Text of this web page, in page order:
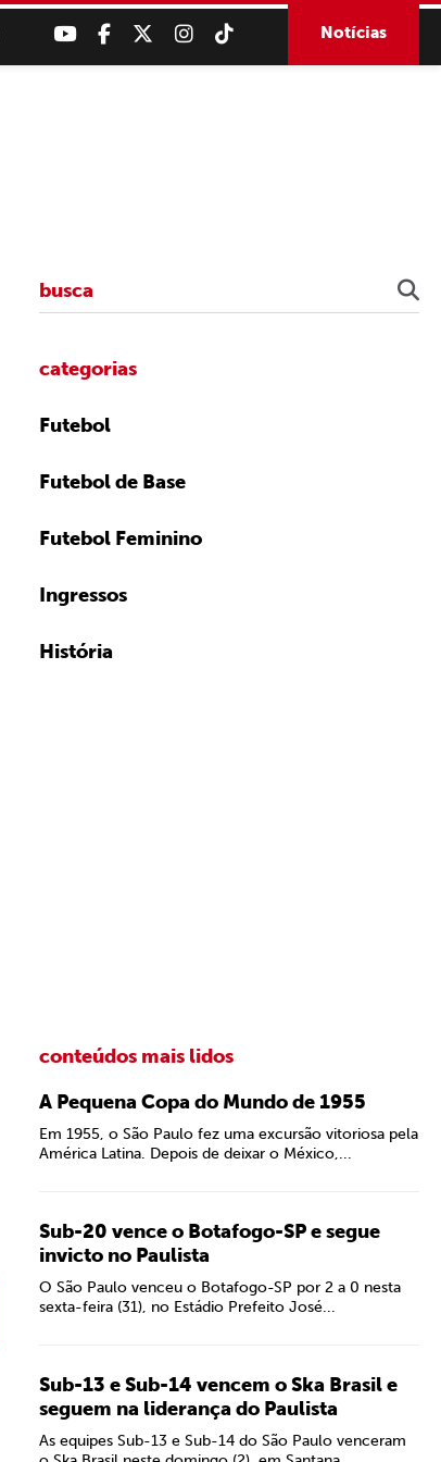
Notícias
categorias
Futebol
Futebol de Base
Futebol Feminino
Ingressos
História
conteúdos mais lidos
A Pequena Copa do Mundo de 1955
Em 1955, o São Paulo fez uma excursão vitoriosa pela
América Latina. Depois de deixar o México,...
Sub-20 vence o Botafogo-SP e segue
invicto no Paulista
O São Paulo venceu o Botafogo-SP por 2 a 0 nesta
sexta-feira (31), no Estádio Prefeito José...
Sub-13 e Sub-14 vencem o Ska Brasil e
seguem na liderança do Paulista
As equipes Sub-13 e Sub-14 do São Paulo venceram